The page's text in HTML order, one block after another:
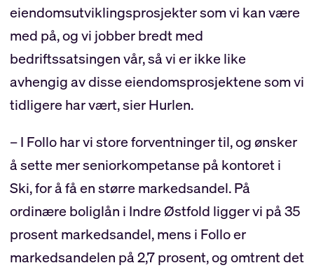
eiendomsutviklingsprosjekter som vi kan være
med på, og vi jobber bredt med
bedriftssatsingen vår, så vi er ikke like
avhengig av disse eiendomsprosjektene som vi
tidligere har vært, sier Hurlen.
– I Follo har vi store forventninger til, og ønsker
å sette mer seniorkompetanse på kontoret i
Ski, for å få en større markedsandel. På
ordinære boliglån i Indre Østfold ligger vi på 35
prosent markedsandel, mens i Follo er
markedsandelen på 2,7 prosent, og omtrent det